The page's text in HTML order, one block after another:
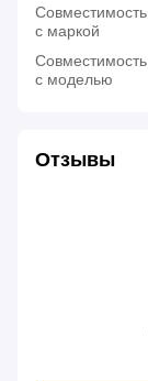
Совместимость
с маркой
Совместимость
с моделью
Отзывы